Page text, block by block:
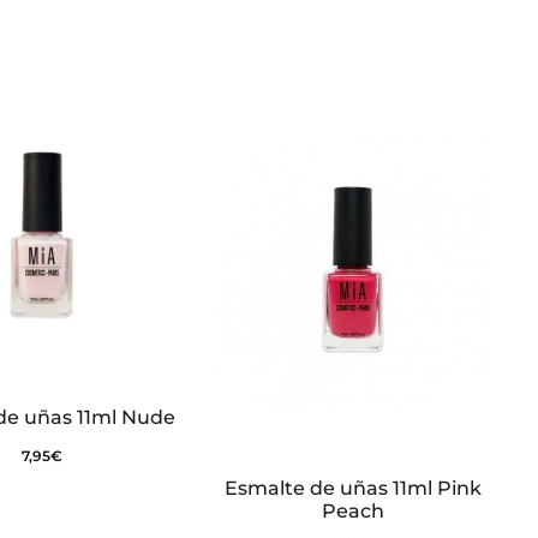
uñas 11ml Nude
7,95€
Esmalte de uñas 11ml Pink
Peach